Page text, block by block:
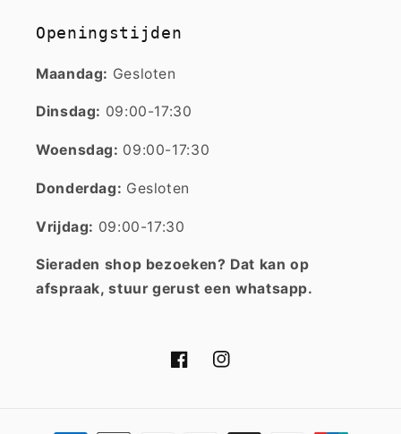
Openingstijden
Maandag: Gesloten
Dinsdag: 09:00-17:30
Woensdag: 09:00-17:30
Donderdag: Gesloten
Vrijdag: 09:00-17:30
Sieraden shop bezoeken? Dat kan op
afspraak, stuur gerust een whatsapp.
FacebookInstagram